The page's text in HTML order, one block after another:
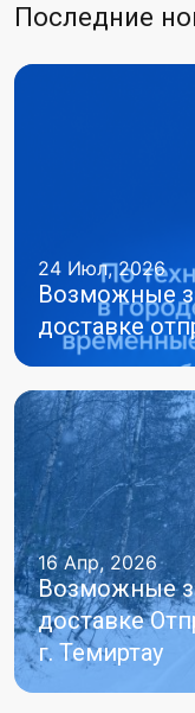
Последние
24 Июл, 2026
Возможные
доставке
16 Апр, 2026
Возможные
доставке
г. Темиртау